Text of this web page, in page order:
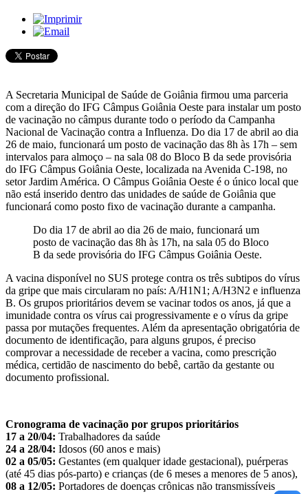
A Secretaria Municipal de Saúde de Goiânia firmou uma parceria
com a direção do IFG Câmpus Goiânia Oeste para instalar um posto
de vacinação no câmpus durante todo o período da Campanha
Nacional de Vacinação contra a Influenza. Do dia 17 de abril ao dia
26 de maio, funcionará um posto de vacinação das 8h às 17h – sem
intervalos para almoço – na sala 08 do Bloco B da sede provisória
do IFG Câmpus Goiânia Oeste, localizada na Avenida C-198, no
setor Jardim América. O Câmpus Goiânia Oeste é o único local que
não está inserido dentro das unidades de saúde de Goiânia que
funcionará como posto fixo de vacinação durante a campanha.
Do dia 17 de abril ao dia 26 de maio, funcionará um
posto de vacinação das 8h às 17h, na sala 05 do Bloco
B da sede provisória do IFG Câmpus Goiânia Oeste.
A vacina disponível no SUS protege contra os três subtipos do vírus
da gripe que mais circularam no país: A/H1N1; A/H3N2 e influenza
B. Os grupos prioritários devem se vacinar todos os anos, já que a
imunidade contra os vírus cai progressivamente e o vírus da gripe
passa por mutações frequentes. Além da apresentação obrigatória de
documento de identificação, para alguns grupos, é preciso
comprovar a necessidade de receber a vacina, como prescrição
médica, certidão de nascimento do bebê, cartão da gestante ou
documento profissional.
Cronograma de vacinação por grupos prioritários
17 a 20/04: Trabalhadores da saúde
24 a 28/04: Idosos (60 anos e mais)
02 a 05/05: Gestantes (em qualquer idade gestacional), puérperas
(até 45 dias pós-parto) e crianças (de 6 meses a menores de 5 anos),
08 a 12/05: Portadores de doenças crônicas não transmissíveis